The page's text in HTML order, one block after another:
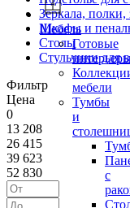
Мебель
Готовые
мебели
Тумбы
и
с
Зеркала,
Шкафы и
Столы
Стульчики для
Фильтр
Цена
0
13 208
26 415
39 623
52 830